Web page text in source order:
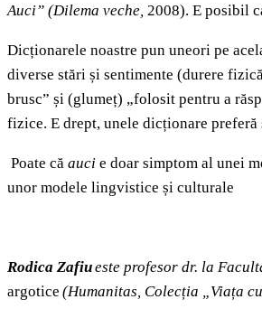
Auci” (Dilema veche, 2008). E posibil
Dicționarele noastre pun uneori pe
diverse stări și sentimente (durere
brusc” și (glumeț) „folosit pentru a
fizice. E drept, unele dicționare preferă
Poate că auci e doar simptom al unei
unor modele lingvistice și culturale
Rodica Zafiueste profesor dr. la
argotice (Humanitas, Colecția „Viața